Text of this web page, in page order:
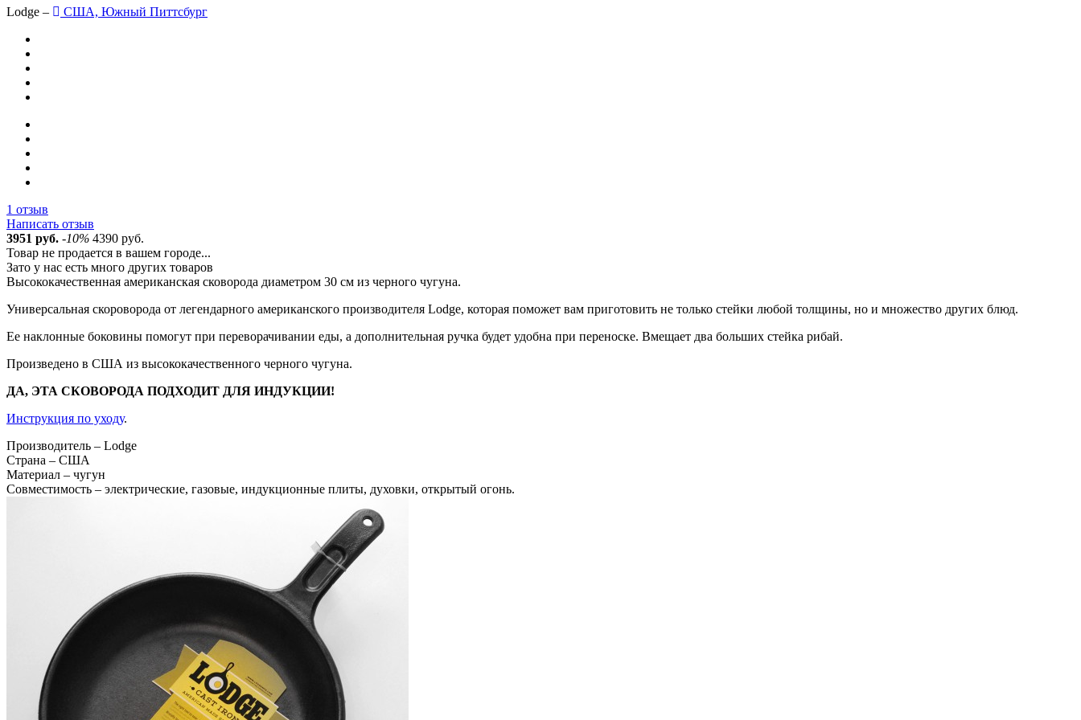
Lodge – США, Южный Питтсбург
1 отзыв
Написать отзыв
3951 руб. -10% 4390 руб.
Товар не продается в вашем городе...
Зато у нас есть много других товаров
Высококачественная американская сковорода диаметром 30 см из черного чугуна.
Универсальная скороворода от легендарного американского производителя Lodge, которая поможет вам приготовить не только стейки любой толщины, но и множество других блюд.
Ее наклонные боковины помогут при переворачивании еды, а дополнительная ручка будет удобна при переноске. Вмещает два больших стейка рибай.
Произведено в США из высококачественного черного чугуна.
ДА, ЭТА СКОВОРОДА ПОДХОДИТ ДЛЯ ИНДУКЦИИ!
Инструкция по уходу.
Производитель – Lodge
Страна – США
Материал – чугун
Совместимость – электрические, газовые, индукционные плиты, духовки, открытый огонь.